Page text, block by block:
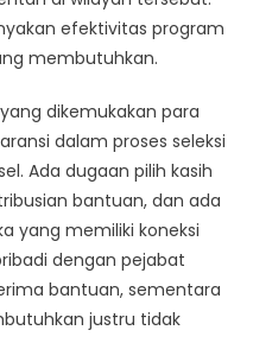
dalam
mendukung
rentan
efektivitas program
membutuhkan.
dikemukakan para
dalam proses seleksi
Ada dugaan pilih kasih
bantuan, dan ada
yang memiliki koneksi
dengan pejabat
bantuan, sementara
justru tidak